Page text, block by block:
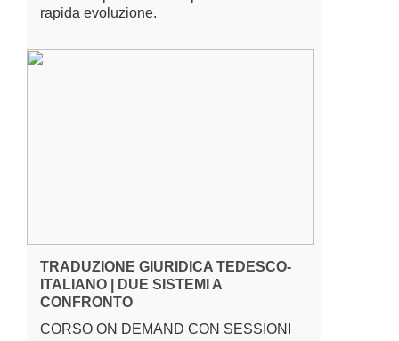
rapida evoluzione.
TRADUZIONE GIURIDICA TEDESCO-
ITALIANO | DUE SISTEMI A
CONFRONTO
CORSO ON DEMAND CON SESSIONI